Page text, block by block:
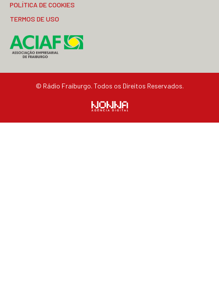
POLÍTICA DE COOKIES
TERMOS DE USO
© Rádio Fraiburgo. Todos os Direitos Reservados.